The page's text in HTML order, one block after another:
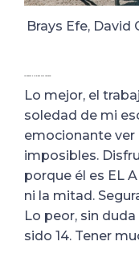
Brays Efe, David
Lo mejor y lo peor del rodaje.
Lo mejor, el
soledad de mi
emocionante ver
imposibles.
porque él es EL
ni la mitad.
Lo peor, sin
sido 14. Tener